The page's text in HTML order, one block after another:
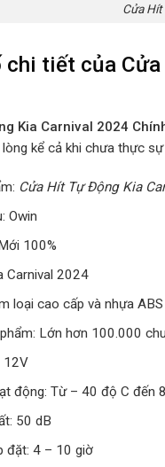
Cửa
chi tiết của
Kia Carnival 2024
kể cả khi chưa thực
Cửa Hít Tự Động Kia
Owin
100%
Carnival 2024
loại cao cấp và nhựa
Lớn hơn 100.000
12V
động: Từ – 40 độ C đến
50 dB
đặt: 4 – 10 giờ